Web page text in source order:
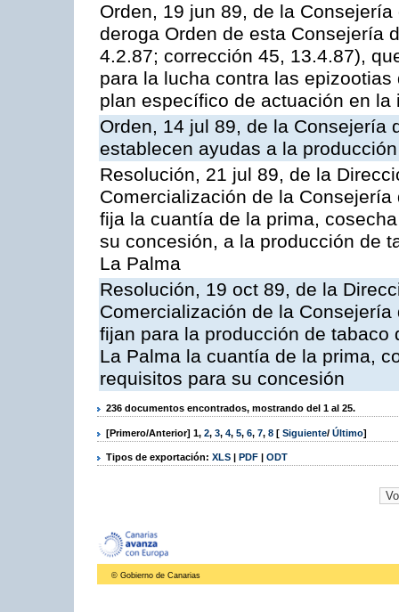
Orden, 19 jun 89, de la
deroga Orden de esta Consejería
4.2.87; corrección 45, 13.4.87),
para la lucha contra las
plan específico de actuación en la
Orden, 14 jul 89, de la Consejería
establecen ayudas a la
Resolución, 21 jul 89, de la
Comercialización de la
fija la cuantía de la prima,
su concesión, a la producción de
La Palma
Resolución, 19 oct 89, de la
Comercialización de la
fijan para la producción de
La Palma la cuantía de la prima,
requisitos para su concesión
236 documentos encontrados, mostrando del 1 al 25.
[Primero/Anterior] 1, 2, 3, 4, 5, 6, 7, 8 [ Siguiente/ Último]
Tipos de exportación: XLS | PDF | ODT
© Gobierno de Canarias